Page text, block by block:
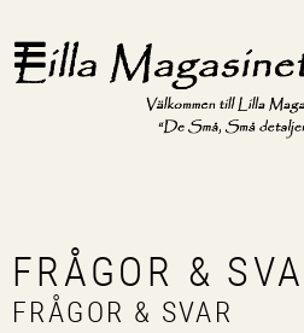
FRÅGOR &
FRÅGOR & SVAR